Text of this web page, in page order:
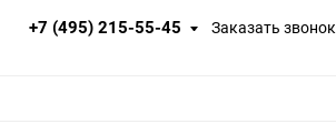
+7 (495) 215-55-45 Заказать звонок